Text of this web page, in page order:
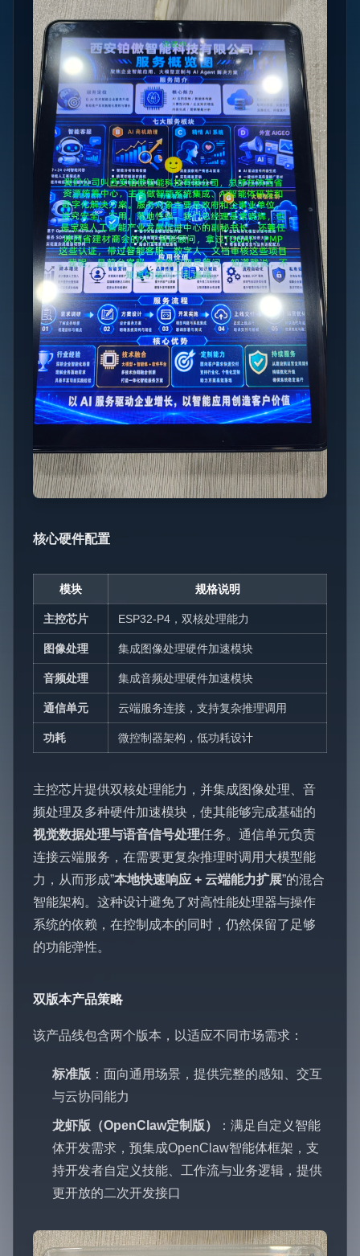
核心硬件配置
模块 规格说明
主控芯片 ESP32-P4，双核处理能力
图像处理 集成图像处理硬件加速模块
音频处理 集成音频处理硬件加速模块
通信单元 云端服务连接，支持复杂推理调用
功耗 微控制器架构，低功耗设计
主控芯片提供双核处理能力，并集成图像处理、音
频处理及多种硬件加速模块，使其能够完成基础的
视觉数据处理与语音信号处理任务。通信单元负责
连接云端服务，在需要更复杂推理时调用大模型能
力，从而形成”本地快速响应 + 云端能力扩展”的混合
智能架构。这种设计避免了对高性能处理器与操作
系统的依赖，在控制成本的同时，仍然保留了足够
的功能弹性。
双版本产品策略
该产品线包含两个版本，以适应不同市场需求：
标准版 ：面向通用场景，提供完整的感知、交互
与云协同能力
龙虾版（OpenClaw定制版）
：满足自定义智能
体开发需求，预集成OpenClaw智能体框架，支
持开发者自定义技能、工作流与业务逻辑，提供
更开放的二次开发接口